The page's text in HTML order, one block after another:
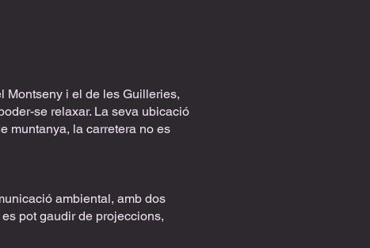
Montseny i el de les Guilleries,
se relaxar. La seva ubicació
muntanya, la carretera no es
ambiental, amb dos
pot gaudir de projeccions,